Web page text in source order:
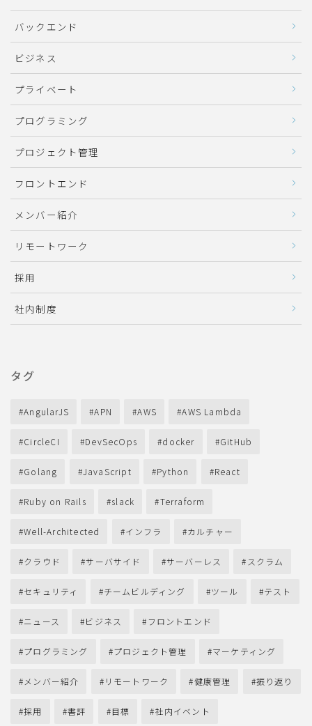
バックエンド
ビジネス
プライベート
プログラミング
プロジェクト管理
フロントエンド
メンバー紹介
リモートワーク
採用
社内制度
タグ
AngularJS APN AWS AWS Lambda
CircleCI DevSecOps docker GitHub
Golang JavaScript Python React
Ruby on Rails slack Terraform
Well-Architected インフラ カルチャー
クラウド サーバサイド サーバーレス スクラム
セキュリティ チームビルディング ツール テスト
ニュース ビジネス フロントエンド
プログラミング プロジェクト管理 マーケティング
メンバー紹介 リモートワーク 健康管理 振り返り
採用 書評 目標 社内イベント